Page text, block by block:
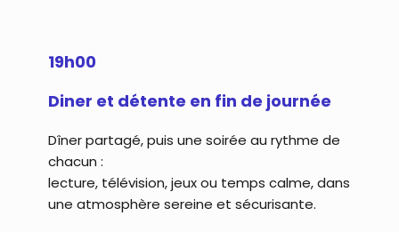
19h00
Diner et détente en fin de journée
Dîner partagé, puis une soirée au rythme de
chacun :
lecture, télévision, jeux ou temps calme, dans
une atmosphère sereine et sécurisante.